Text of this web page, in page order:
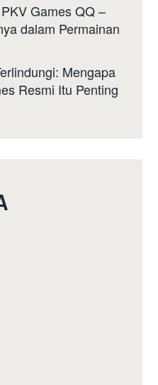
Games QQ –
dalam Permainan
Mengapa
Resmi Itu Penting